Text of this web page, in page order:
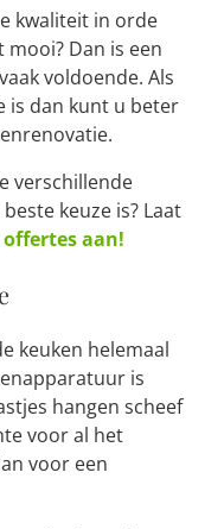
kwaliteit in orde
Dan is een
voldoende. Als
is dan kunt u beter
verschillende
keuze is? Laat
aan!
keuken helemaal
is
hangen scheef
voor al het
voor een